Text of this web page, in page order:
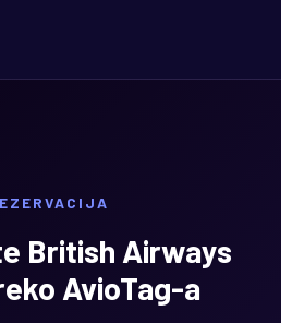
British Airways
AvioTag-a